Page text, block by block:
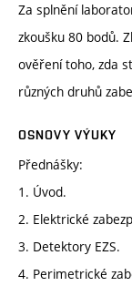
Za splnění
zkoušku 80 bodů.
ověření toho, zda
různých druhů
OSNOVY VÝUKY
Přednášky:
1. Úvod.
2. Elektrické
3. Detektory EZS.
4. Perimetrické